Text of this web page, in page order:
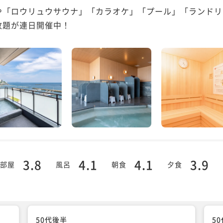
ロウリュウサウナ」「カラオケ」「プール」「ランド
が連日開催中！
部屋 3.8 風呂 4.1 朝食 4.1 夕食 3.9
50代後半 50